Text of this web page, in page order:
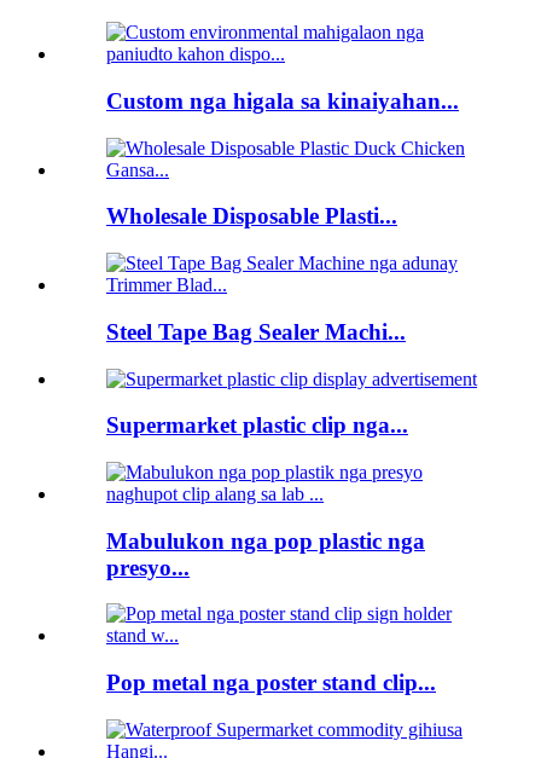
Custom nga higala sa kinaiyahan...
Wholesale Disposable Plasti...
Steel Tape Bag Sealer Machi...
Supermarket plastic clip nga...
Mabulukon nga pop plastic nga
presyo...
Pop metal nga poster stand clip...